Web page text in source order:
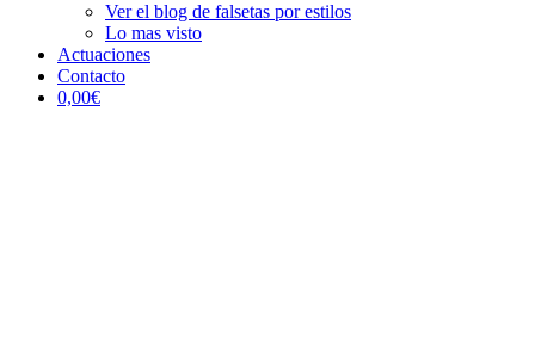
Ver el blog de falsetas por estilos
Lo mas visto
Actuaciones
Contacto
0,00€